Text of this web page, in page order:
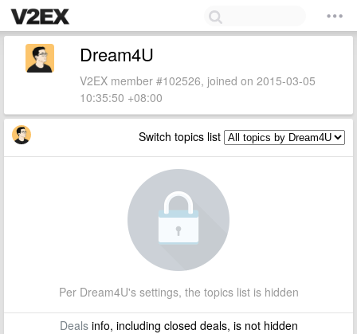
Dream4U
V2EX member #102526, joined on 2015-03-05
10:35:50 +08:00
Switch topics list
Per Dream4U's settings, the topics list is hidden
Dealsinfo, including closed deals, is not hidden